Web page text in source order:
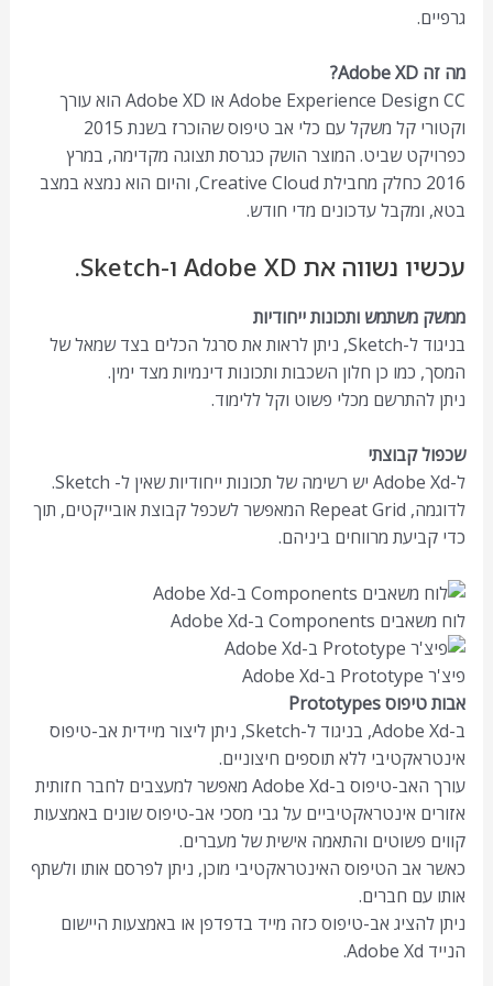
גרפיים.
מה זה Adobe XD?
Adobe Experience Design CC או Adobe XD הוא עורך
וקטורי קל משקל עם כלי אב טיפוס שהוכרז בשנת 2015
כפרויקט שביט. המוצר הושק כגרסת תצוגה מקדימה, במרץ
2016 כחלק מחבילת Creative Cloud, והיום הוא נמצא במצב
בטא, ומקבל עדכונים מדי חודש.
עכשיו נשווה את Adobe XD ו-Sketch.
ממשק משתמש ותכונות ייחודיות
בניגוד ל-Sketch, ניתן לראות את סרגל הכלים בצד שמאל של
המסך, כמו כן חלון השכבות ותכונות דינמיות מצד ימין.
ניתן להתרשם מכלי פשוט וקל ללימוד.
שכפול קבוצתי
ל-Adobe Xd יש רשימה של תכונות ייחודיות שאין ל- Sketch.
לדוגמה, Repeat Grid המאפשר לשכפל קבוצת אובייקטים, תוך
כדי קביעת מרווחים ביניהם.
לוח משאבים Components ב-Adobe Xd
פיצ'ר Prototype ב-Adobe Xd
אבות טיפוס Prototypes
ב-Adobe Xd, בניגוד ל-Sketch, ניתן ליצור מיידית אב-טיפוס
אינטראקטיבי ללא תוספים חיצוניים.
עורך האב-טיפוס ב-Adobe Xd מאפשר למעצבים לחבר חזותית
אזורים אינטראקטיביים על גבי מסכי אב-טיפוס שונים באמצעות
קווים פשוטים והתאמה אישית של מעברים.
כאשר אב הטיפוס האינטראקטיבי מוכן, ניתן לפרסם אותו ולשתף
אותו עם חברים.
ניתן להציג אב-טיפוס כזה מייד בדפדפן או באמצעות היישום
הנייד Adobe Xd.